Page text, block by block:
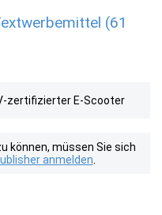
(61
zertifizierter E-Scooter
können, müssen Sie sich
anmelden